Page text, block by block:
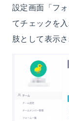
設定画面「フ
てチェックを
肢として表示さ